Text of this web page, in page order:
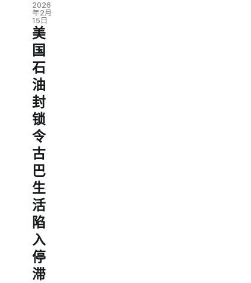
2026
年2月
15日
美
国
石
油
封
锁
令
古
巴
生
活
陷
入
停
滞